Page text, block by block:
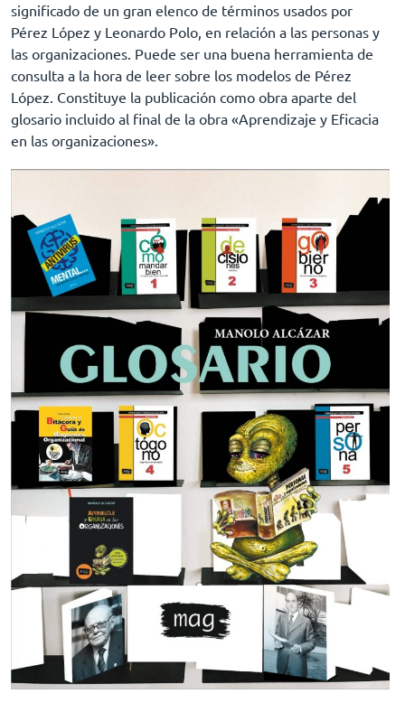
significado de un gran elenco de términos usados por
Pérez López y Leonardo Polo, en relación a las personas y
las organizaciones. Puede ser una buena herramienta de
consulta a la hora de leer sobre los modelos de Pérez
López. Constituye la publicación como obra aparte del
glosario incluido al final de la obra «Aprendizaje y Eficacia
en las organizaciones».